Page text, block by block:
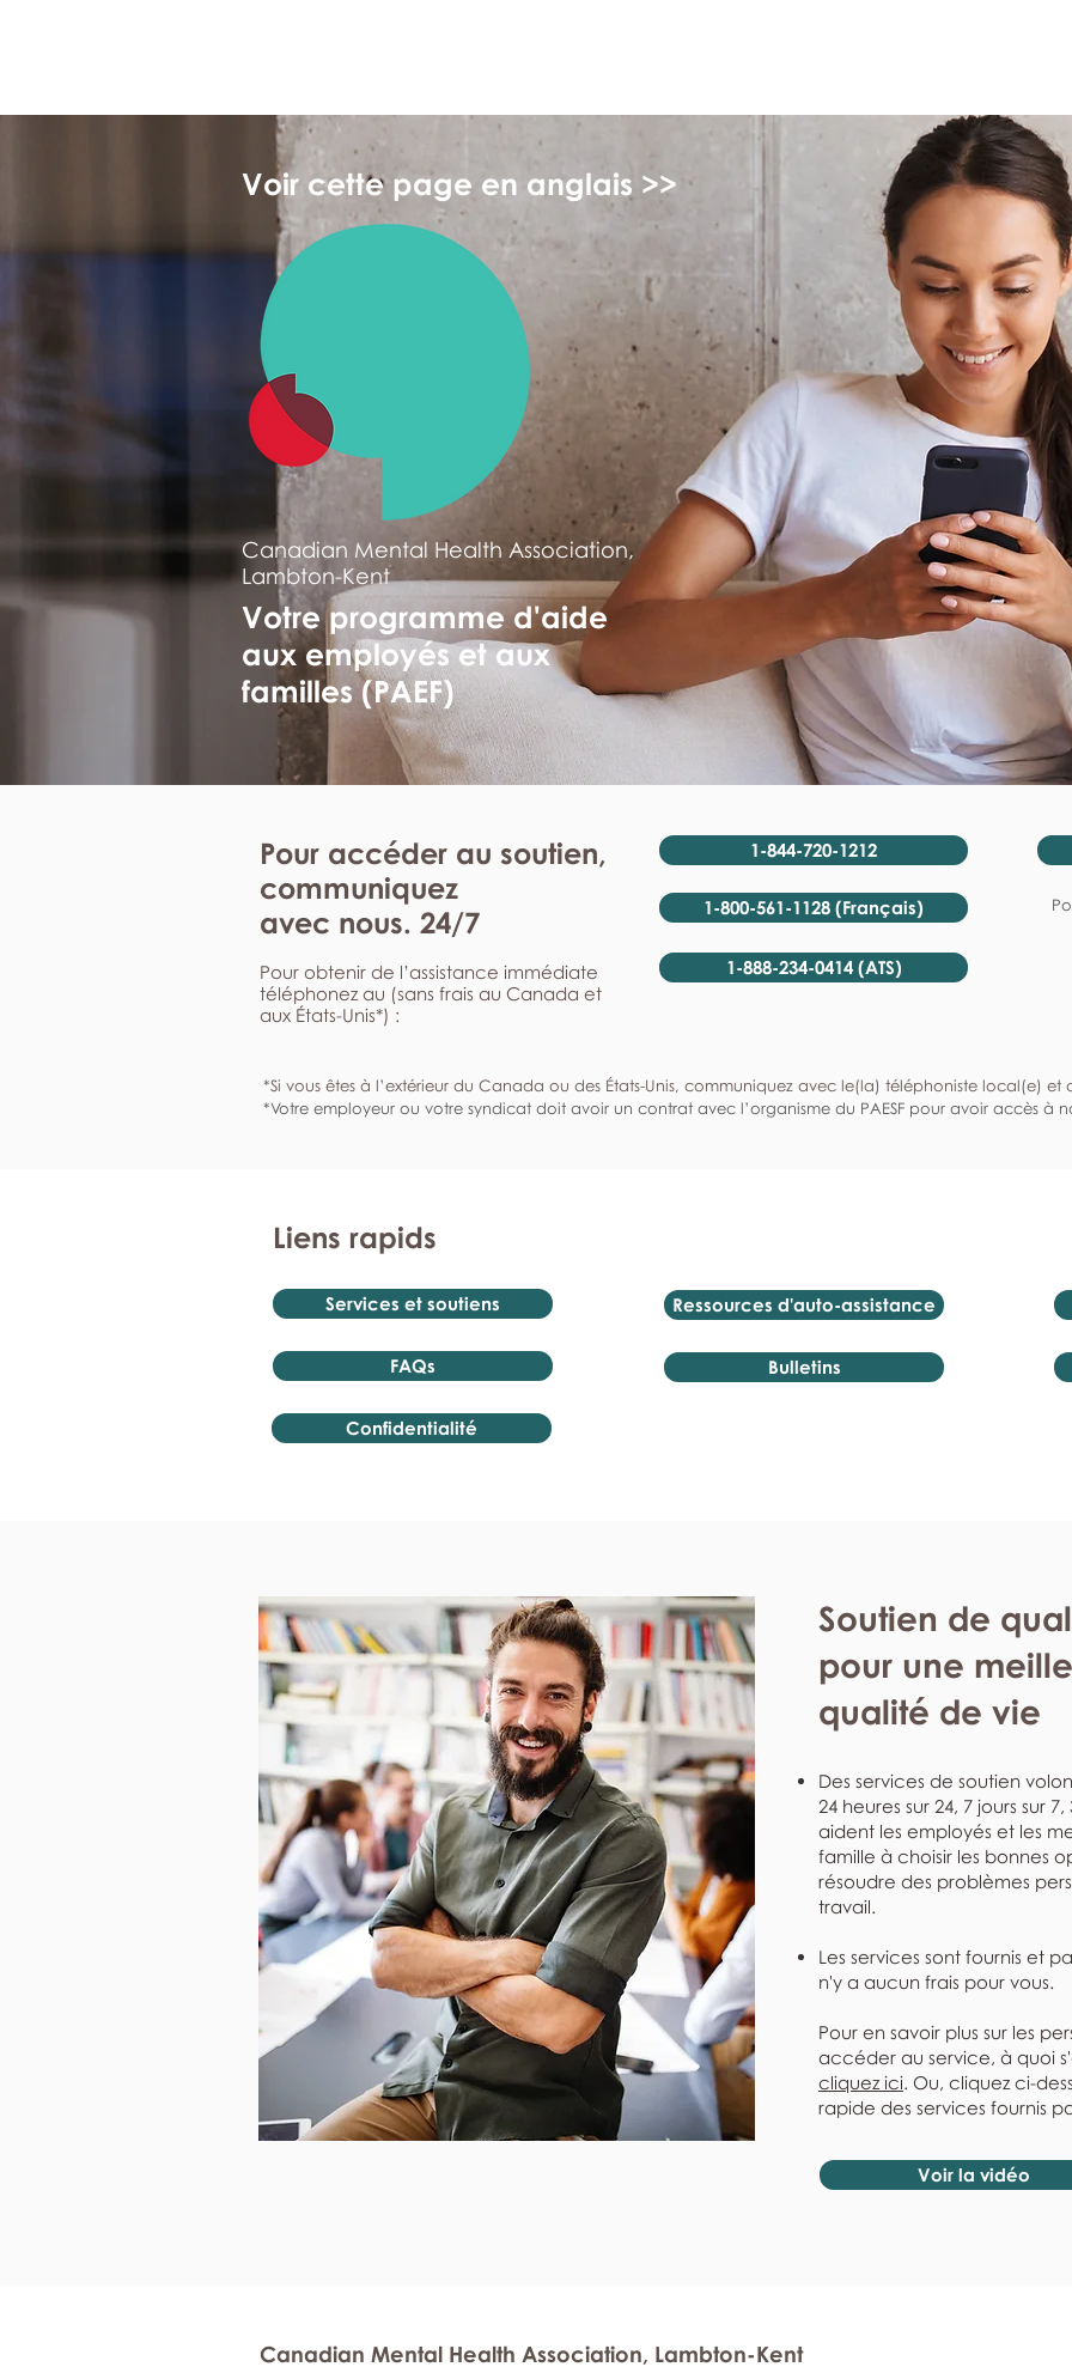
Voir cette page en anglais >>
Canadian Mental Health Association,
Lambton-Kent
Votre programme d'aide
aux employés et aux
familles (PAEF)
Pour accéder au soutien,
communiquez
avec nous. 24/7
Pour obtenir de l’assistance immédiate
téléphonez au (sans frais au Canada et
aux États-Unis*) :
1-844-720-1212
1-800-561-1128 (Français)
1-888-234-0414 (ATS)
*Si vous êtes à l’extérieur du Canada ou des États-Unis, communiquez avec le(la) téléphoniste local(e) et
*Votre employeur ou votre syndicat doit avoir un contrat avec l’organisme du PAESF pour avoir accès à
Liens rapids
Services et soutiens
FAQs
Confidentialité
Ressources d'auto-assistance
Bulletins
Soutien de
pour une
qualité de vie
Des services de soutien
24 heures sur 24, 7 jours sur
aident les employés et les
famille à choisir les bonnes
résoudre des problèmes
travail.
Les services sont fournis et
n'y a aucun frais pour vous.
Pour en savoir plus sur les
accéder au service, à quoi
cliquez ici. Ou, cliquez ci-
rapide des services fournis
Voir la vidéo
Canadian Mental Health Association, Lambton-Kent